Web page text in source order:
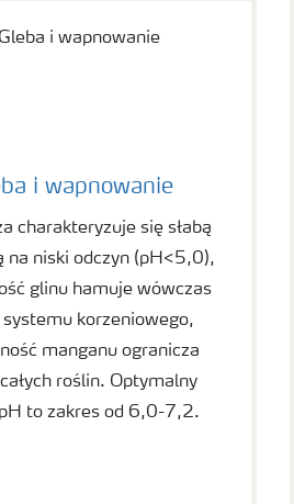
i wapnowanie
charakteryzuje się słabą
na niski odczyn (pH<5,0),
glinu hamuje wówczas
korzeniowego,
manganu ogranicza
roślin. Optymalny
to zakres od 6,0-7,2.